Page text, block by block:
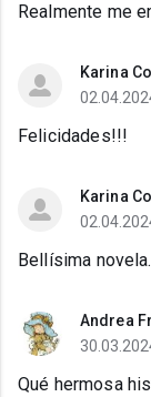
Realmente me
Karina
Felicidades!!!
Karina
Bellísima novela.
Andrea
Qué hermosa